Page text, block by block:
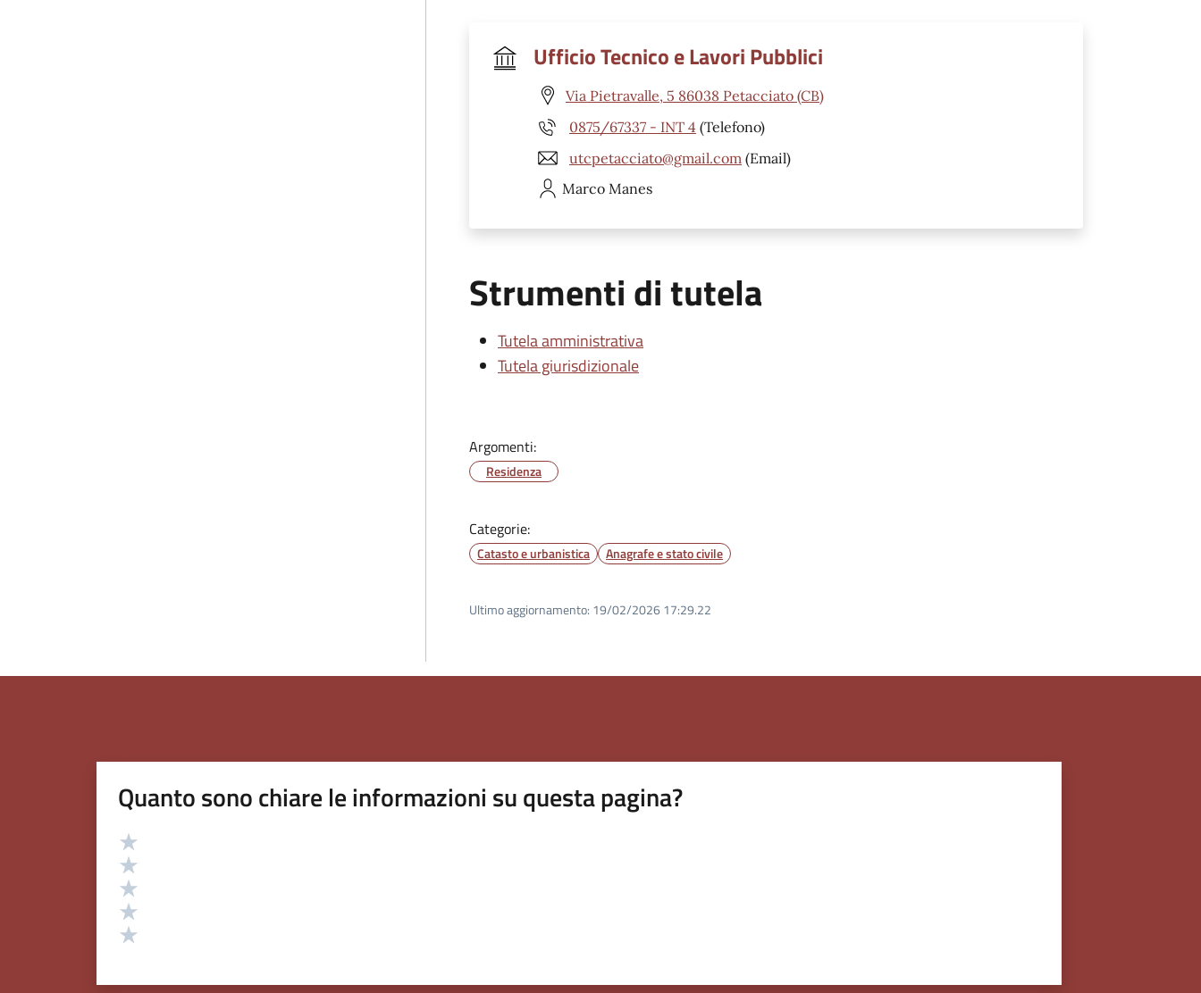
Ufficio Tecnico e Lavori Pubblici
Via Pietravalle, 5 86038 Petacciato (CB)
0875/67337 - INT 4 (Telefono)
utcpetacciato@gmail.com (Email)
Marco Manes
Strumenti di tutela
Tutela amministrativa
Tutela giurisdizionale
Argomenti:
Residenza
Categorie:
Catasto e urbanistica Anagrafe e stato civile
Ultimo aggiornamento: 19/02/2026 17:29.22
Quanto sono chiare le informazioni su questa pagina?
Valutazione